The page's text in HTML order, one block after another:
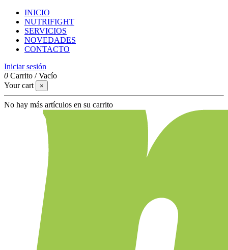
INICIO
NUTRIFIGHT
SERVICIOS
NOVEDADES
CONTACTO
Iniciar sesión
0 Carrito /Vacío
Your cart
×
No hay más artículos en su carrito